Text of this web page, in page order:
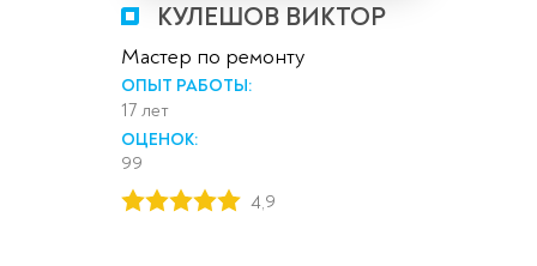
КУЛЕШОВ ВИКТОР
Мастер по ремонту
ОПЫТ РАБОТЫ:
17 лет
ОЦЕНОК:
99
4,9